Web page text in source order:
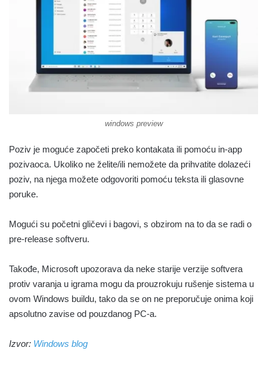
windows preview
Poziv je moguće započeti preko kontakata ili pomoću in-app
pozivaoca. Ukoliko ne želite/ili nemožete da prihvatite dolazeći
poziv, na njega možete odgovoriti pomoću teksta ili glasovne
poruke.
Mogući su početni gličevi i bagovi, s obzirom na to da se radi o
pre-release softveru.
Takođe, Microsoft upozorava da neke starije verzije softvera
protiv varanja u igrama mogu da prouzrokuju rušenje sistema u
ovom Windows buildu, tako da se on ne preporučuje onima koji
apsolutno zavise od pouzdanog PC-a.
Izvor: Windows blog